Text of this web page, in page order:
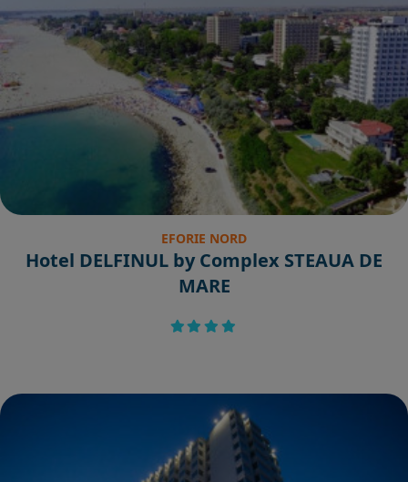
EFORIE NORD
Hotel DELFINUL by Complex STEAUA DE
MARE